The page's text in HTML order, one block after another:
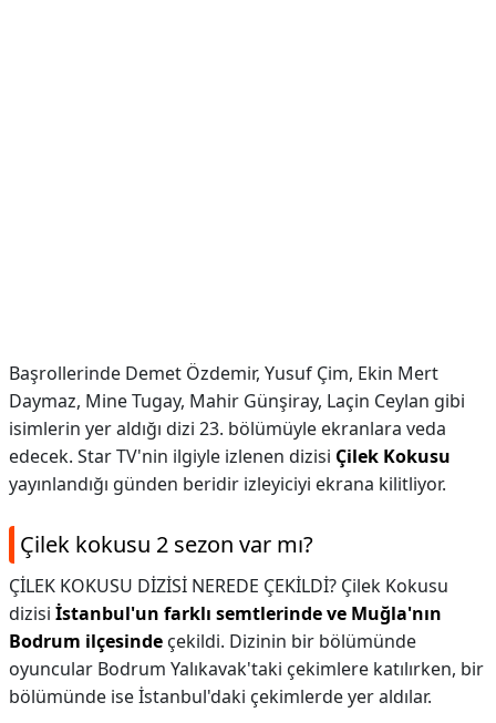
Başrollerinde Demet Özdemir, Yusuf Çim, Ekin Mert
Daymaz, Mine Tugay, Mahir Günşiray, Laçin Ceylan gibi
isimlerin yer aldığı dizi 23. bölümüyle ekranlara veda
edecek. Star TV'nin ilgiyle izlenen dizisi Çilek Kokusu
yayınlandığı günden beridir izleyiciyi ekrana kilitliyor.
Çilek kokusu 2 sezon var mı?
ÇİLEK KOKUSU DİZİSİ NEREDE ÇEKİLDİ? Çilek Kokusu
dizisi İstanbul'un farklı semtlerinde ve Muğla'nın
Bodrum ilçesinde çekildi. Dizinin bir bölümünde
oyuncular Bodrum Yalıkavak'taki çekimlere katılırken, bir
bölümünde ise İstanbul'daki çekimlerde yer aldılar.